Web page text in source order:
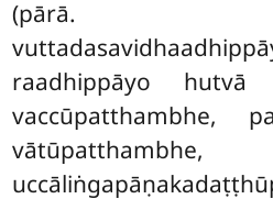
raadhippāyo hutvā
vaccūpatthambhe,
vātūpatthambhe,